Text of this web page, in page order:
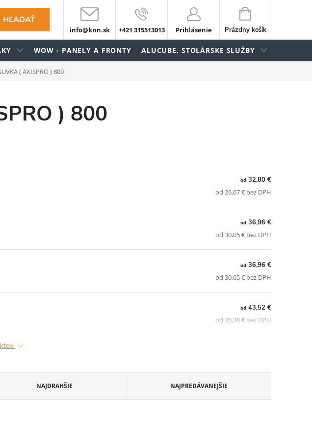
HĽADAŤ
info@knn.sk +421 315513013 Prihlásenie
NÁKUPNÝ
KOŠÍK
Prázdny košík
WOW - PANELY A FRONTY ALUCUBE, STOLÁRSKE SLUŽBY
( AXISPRO ) 800
) 800
od 32,80 €
od 26,67 € bez DPH
od 36,96 €
od 30,05 € bez DPH
od 36,96 €
od 30,05 € bez DPH
od 43,52 €
od 35,38 € bez DPH
NAJDRAHŠIE NAJPREDÁVANEJŠIE